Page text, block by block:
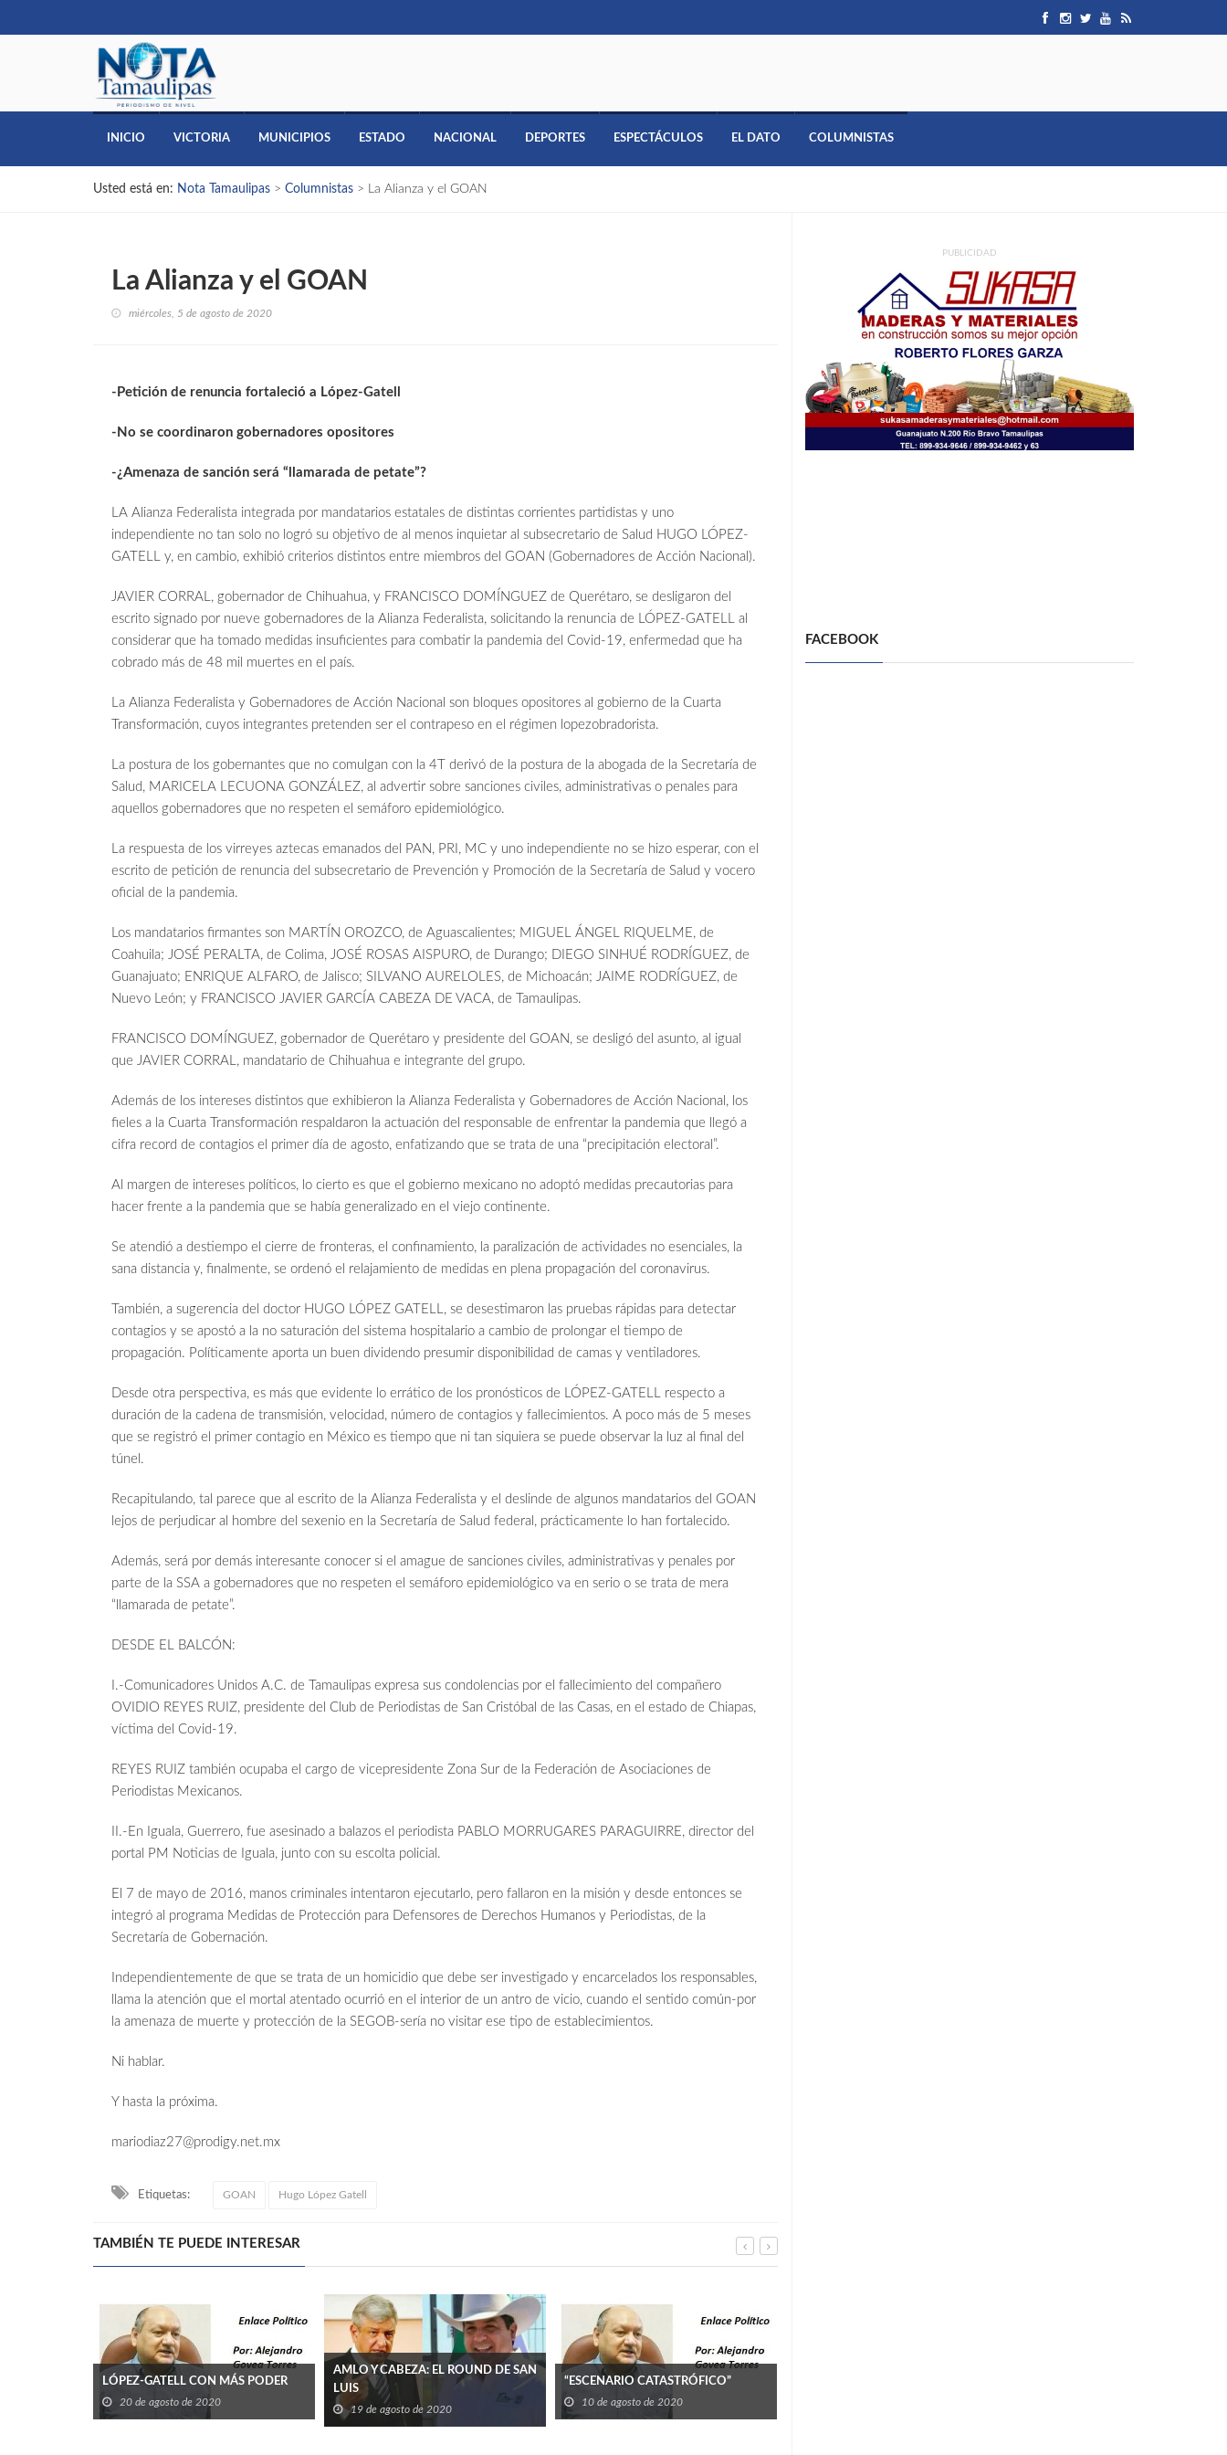
INICIO VICTORIA MUNICIPIOS ESTADO NACIONAL DEPORTES ESPECTÁCULOS EL DATO COLUMNISTAS
Usted está en: Nota Tamaulipas > Columnistas > La Alianza y el GOAN
La Alianza y el GOAN
miércoles, 5 de agosto de 2020
-Petición de renuncia fortaleció a López-Gatell
-No se coordinaron gobernadores opositores
-¿Amenaza de sanción será “llamarada de petate”?
LA Alianza Federalista integrada por mandatarios estatales de distintas corrientes partidistas y uno
independiente no tan solo no logró su objetivo de al menos inquietar al subsecretario de Salud HUGO LÓPEZ-
GATELL y, en cambio, exhibió criterios distintos entre miembros del GOAN (Gobernadores de Acción Nacional).
JAVIER CORRAL, gobernador de Chihuahua, y FRANCISCO DOMÍNGUEZ de Querétaro, se desligaron del
escrito signado por nueve gobernadores de la Alianza Federalista, solicitando la renuncia de LÓPEZ-GATELL al
considerar que ha tomado medidas insuficientes para combatir la pandemia del Covid-19, enfermedad que ha
cobrado más de 48 mil muertes en el país.
La Alianza Federalista y Gobernadores de Acción Nacional son bloques opositores al gobierno de la Cuarta
Transformación, cuyos integrantes pretenden ser el contrapeso en el régimen lopezobradorista.
La postura de los gobernantes que no comulgan con la 4T derivó de la postura de la abogada de la Secretaría de
Salud, MARICELA LECUONA GONZÁLEZ, al advertir sobre sanciones civiles, administrativas o penales para
aquellos gobernadores que no respeten el semáforo epidemiológico.
La respuesta de los virreyes aztecas emanados del PAN, PRI, MC y uno independiente no se hizo esperar, con el
escrito de petición de renuncia del subsecretario de Prevención y Promoción de la Secretaría de Salud y vocero
oficial de la pandemia.
Los mandatarios firmantes son MARTÍN OROZCO, de Aguascalientes; MIGUEL ÁNGEL RIQUELME, de
Coahuila; JOSÉ PERALTA, de Colima, JOSÉ ROSAS AISPURO, de Durango; DIEGO SINHUÉ RODRÍGUEZ, de
Guanajuato; ENRIQUE ALFARO, de Jalisco; SILVANO AURELOLES, de Michoacán; JAIME RODRÍGUEZ, de
Nuevo León; y FRANCISCO JAVIER GARCÍA CABEZA DE VACA, de Tamaulipas.
FRANCISCO DOMÍNGUEZ, gobernador de Querétaro y presidente del GOAN, se desligó del asunto, al igual
que JAVIER CORRAL, mandatario de Chihuahua e integrante del grupo.
Además de los intereses distintos que exhibieron la Alianza Federalista y Gobernadores de Acción Nacional, los
fieles a la Cuarta Transformación respaldaron la actuación del responsable de enfrentar la pandemia que llegó a
cifra record de contagios el primer día de agosto, enfatizando que se trata de una “precipitación electoral”.
Al margen de intereses políticos, lo cierto es que el gobierno mexicano no adoptó medidas precautorias para
hacer frente a la pandemia que se había generalizado en el viejo continente.
Se atendió a destiempo el cierre de fronteras, el confinamiento, la paralización de actividades no esenciales, la
sana distancia y, finalmente, se ordenó el relajamiento de medidas en plena propagación del coronavirus.
También, a sugerencia del doctor HUGO LÓPEZ GATELL, se desestimaron las pruebas rápidas para detectar
contagios y se apostó a la no saturación del sistema hospitalario a cambio de prolongar el tiempo de
propagación. Políticamente aporta un buen dividendo presumir disponibilidad de camas y ventiladores.
Desde otra perspectiva, es más que evidente lo errático de los pronósticos de LÓPEZ-GATELL respecto a
duración de la cadena de transmisión, velocidad, número de contagios y fallecimientos. A poco más de 5 meses
que se registró el primer contagio en México es tiempo que ni tan siquiera se puede observar la luz al final del
túnel.
Recapitulando, tal parece que al escrito de la Alianza Federalista y el deslinde de algunos mandatarios del GOAN
lejos de perjudicar al hombre del sexenio en la Secretaría de Salud federal, prácticamente lo han fortalecido.
Además, será por demás interesante conocer si el amague de sanciones civiles, administrativas y penales por
parte de la SSA a gobernadores que no respeten el semáforo epidemiológico va en serio o se trata de mera
“llamarada de petate”.
DESDE EL BALCÓN:
I.-Comunicadores Unidos A.C. de Tamaulipas expresa sus condolencias por el fallecimiento del compañero
OVIDIO REYES RUIZ, presidente del Club de Periodistas de San Cristóbal de las Casas, en el estado de Chiapas,
víctima del Covid-19.
REYES RUIZ también ocupaba el cargo de vicepresidente Zona Sur de la Federación de Asociaciones de
Periodistas Mexicanos.
II.-En Iguala, Guerrero, fue asesinado a balazos el periodista PABLO MORRUGARES PARAGUIRRE, director del
portal PM Noticias de Iguala, junto con su escolta policial.
El 7 de mayo de 2016, manos criminales intentaron ejecutarlo, pero fallaron en la misión y desde entonces se
integró al programa Medidas de Protección para Defensores de Derechos Humanos y Periodistas, de la
Secretaría de Gobernación.
Independientemente de que se trata de un homicidio que debe ser investigado y encarcelados los responsables,
llama la atención que el mortal atentado ocurrió en el interior de un antro de vicio, cuando el sentido común-por
la amenaza de muerte y protección de la SEGOB-sería no visitar ese tipo de establecimientos.
Ni hablar.
Y hasta la próxima.
mariodiaz27@prodigy.net.mx
Etiquetas: GOAN Hugo López Gatell
TAMBIÉN TE PUEDE INTERESAR
LÓPEZ-GATELL CON MÁS PODER
20 de agosto de 2020
AMLO Y CABEZA: EL ROUND DE SAN
LUIS
19 de agosto de 2020
“ESCENARIO CATASTRÓFICO”
10 de agosto de 2020
PUBLICIDAD
FACEBOOK